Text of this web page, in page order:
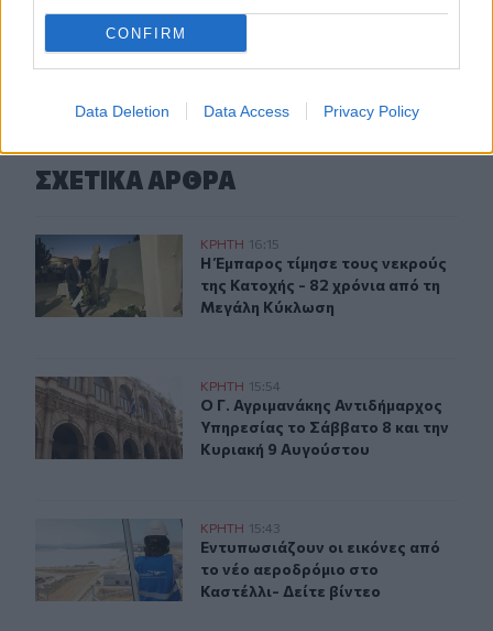
CONFIRM
Data Deletion Data Access Privacy Policy
ΣΧΕΤΙΚA AΡΘΡΑ
Βιάννος: Εκδήλωση για την 82η Επέτειο της Μεγάλης
ΚΡΗΤΗ 16:15
Η Έμπαρος τίμησε τους νεκρούς
Η Έμπαρος τίμησε τους νεκρούς
της Κατοχής - 82 χρόνια από τη
Μεγάλη Κύκλωση
Ο Γ. Αγριμανάκης Αντιδήμαρχος Υπηρεσίας το
ΚΡΗΤΗ 15:54
Ο Γ. Αγριμανάκης Αντιδήμαρχος
Ο Γ. Αγριμανάκης Αντιδήμαρχος
Υπηρεσίας το Σάββατο 8 και την
Κυριακή 9 Αυγούστου
Ηράκλειο: Εντυπωσιάζουν οι εικόνες από το νέο
ΚΡΗΤΗ 15:43
Εντυπωσιάζουν οι εικόνες από το
Εντυπωσιάζουν οι εικόνες από
το νέο αεροδρόμιο στο
Καστέλλι- Δείτε βίντεο